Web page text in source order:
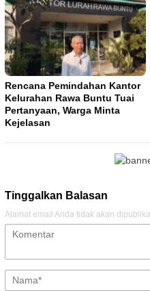
Rencana Pemindahan Kantor
Kelurahan Rawa Buntu Tuai
Pertanyaan, Warga Minta
Kejelasan
Tinggalkan Balasan
Alamat email Anda tidak akan